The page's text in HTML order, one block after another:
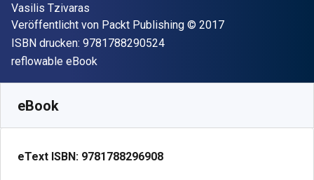
Autor(en)
Vasilis Tzivaras
Verleger
Veröffentlicht von Packt Publishing Copyright
© 2017
ISBN drucken: 9781788290524"ISBN-13 9781788290524"
Format
reflowable eBook
eBook
eText ISBN: 9781788296908